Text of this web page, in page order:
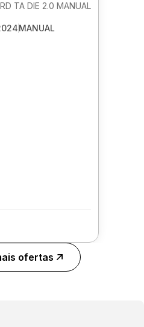
TA DIE 2.0 MANUAL
MANUAL
ofertas